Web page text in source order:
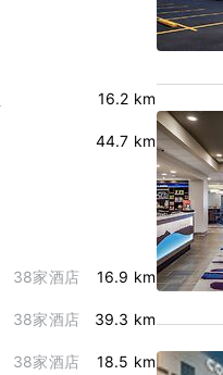
16.2 km
44.7 km
38家酒店 16.9 km
38家酒店 39.3 km
38家酒店 18.5 km